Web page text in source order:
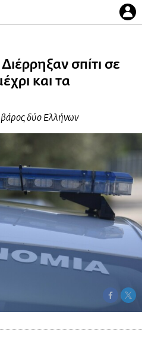
σπίτι σε
και τα
βάρος δύο Ελλήνων